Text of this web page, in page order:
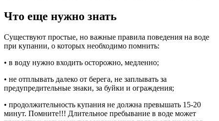
Что еще нужно знать
Существуют простые, но важные правила поведения на воде
при купании, о которых необходимо помнить:
• в воду нужно входить осторожно, медленно;
• не отплывать далеко от берега, не заплывать за
предупредительные знаки, за буйки и ограждения;
• продолжительность купания не должна превышать 15-20
минут. Помните!!! Длительное пребывание в воде может